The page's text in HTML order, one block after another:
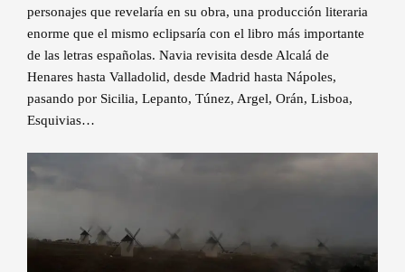
personajes que revelaría en su obra, una producción literaria
enorme que el mismo eclipsaría con el libro más importante
de las letras españolas. Navia revisita desde Alcalá de
Henares hasta Valladolid, desde Madrid hasta Nápoles,
pasando por Sicilia, Lepanto, Túnez, Argel, Orán, Lisboa,
Esquivias…